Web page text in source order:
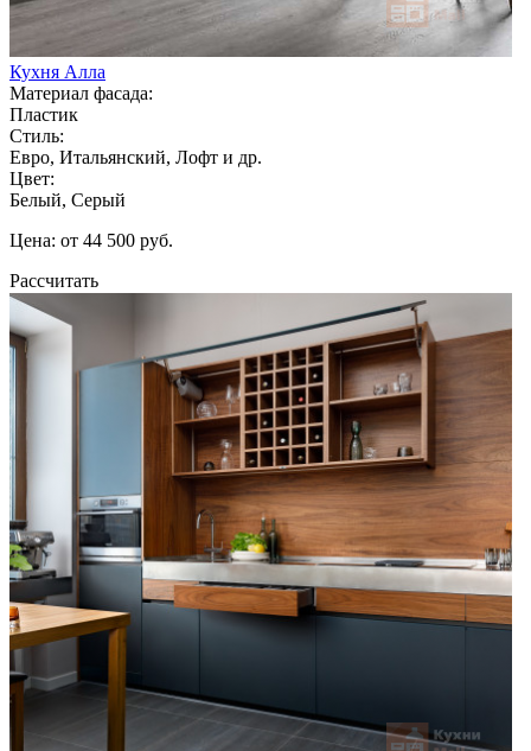
Кухня Алла
Материал фасада:
Пластик
Стиль:
Евро, Итальянский, Лофт и др.
Цвет:
Белый, Серый
Цена: от 44 500 руб.
Рассчитать